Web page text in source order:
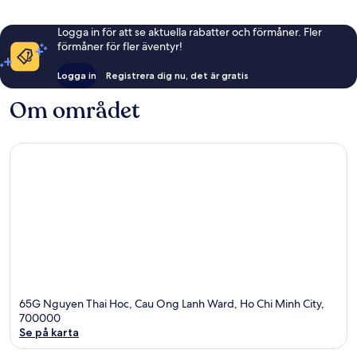
Logga in för att se aktuella rabatter och förmåner. Fler
förmåner för fler äventyr!
Logga in Registrera dig nu, det är gratis
Om området
65G Nguyen Thai Hoc, Cau Ong Lanh Ward, Ho Chi Minh City,
700000
Se på karta